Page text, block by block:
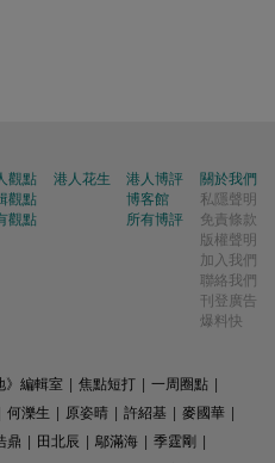
觀點
觀點
觀點
港人花生
港人博評
博客館
所有博評
關於我們
私隱聲明
免責條款
版權聲明
加入我們
聯絡我們
刊登廣告
爆料快
》編輯室 焦點短打 一周圈點
何濼生 原姿晴 許紹基 麥國華
鼎 田北辰 鄔滿海 季霆剛